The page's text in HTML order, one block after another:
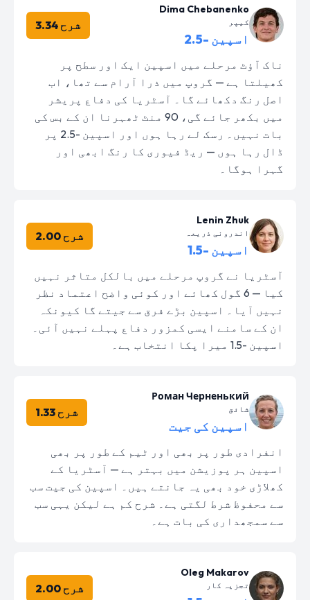
Dima Chebanenko
کیپر
اسپین -2.5
شرح 3.34
ناک آؤٹ مرحلے میں اسپین ایک اور سطح پر
کھیلتا ہے — گروپ میں ذرا آرام سے تھا، اب
اصل رنگ دکھائے گا۔ آسٹریا کی دفاع پریشر
میں بکھر جائے گی، 90 منٹ ٹھہرنا ان کے بس کی
بات نہیں۔ رسک لے رہا ہوں اور اسپین -2.5 پر
ڈال رہا ہوں — ریڈ فیوری کا رنگ ابھی اور
گہرا ہوگا۔
Lenin Zhuk
اندرونی ذریعہ
اسپین -1.5
شرح 2.00
آسٹریا نے گروپ مرحلے میں بالکل متاثر نہیں
کیا — 6 گول کھائے اور کوئی واضح اعتماد نظر
نہیں آیا۔ اسپین بڑے فرق سے جیتے گا کیونکہ
ان کے سامنے ایسی کمزور دفاع پہلے نہیں آئی۔
اسپین -1.5 میرا پکا انتخاب ہے۔
Роман Черненький
شائق
اسپین کی جیت
شرح 1.33
انفرادی طور پر بھی اور ٹیم کے طور پر بھی
اسپین ہر پوزیشن میں بہتر ہے — آسٹریا کے
کھلاڑی خود بھی یہ جانتے ہیں۔ اسپین کی جیت سب
سے محفوظ شرط لگتی ہے۔ شرح کم ہے لیکن یہی سب
سے سمجھداری کی بات ہے۔
Oleg Makarov
تجزیہ کار شرح 2.00